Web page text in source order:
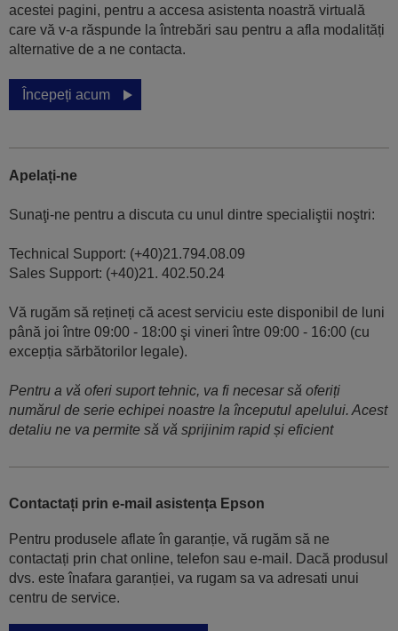
acestei pagini, pentru a accesa asistenta noastră virtuală
care vă v-a răspunde la întrebări sau pentru a afla modalități
alternative de a ne contacta.
Începeți acum
Apelați-ne
Sunaţi-ne pentru a discuta cu unul dintre specialiştii noştri:
Technical Support: (+40)21.794.08.09
Sales Support: (+40)21. 402.50.24
Vă rugăm să rețineți că acest serviciu este disponibil de luni
până joi între 09:00 - 18:00 şi vineri între 09:00 - 16:00 (cu
excepția sărbătorilor legale).
Pentru a vă oferi suport tehnic, va fi necesar să oferiți
numărul de serie echipei noastre la începutul apelului. Acest
detaliu ne va permite să vă sprijinim rapid și eficient
Contactați prin e-mail asistența Epson
Pentru produsele aflate în garanție, vă rugăm să ne
contactați prin chat online, telefon sau e-mail. Dacă produsul
dvs. este înafara garanției, va rugam sa va adresati unui
centru de service.